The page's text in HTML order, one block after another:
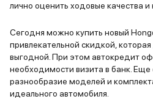
лично оценить ходовые качества
Сегодня можно купить новый
привлекательной скидкой,
выгодной. При этом автокредит
необходимости визита в банк.
разнообразие моделей и
идеального автомобиля.